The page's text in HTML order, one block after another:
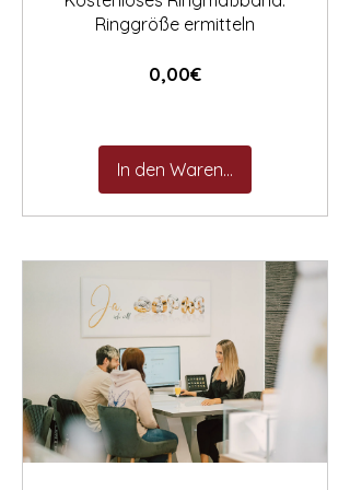
Ringgröße ermitteln
0,00€Preis
In den Warenkorb